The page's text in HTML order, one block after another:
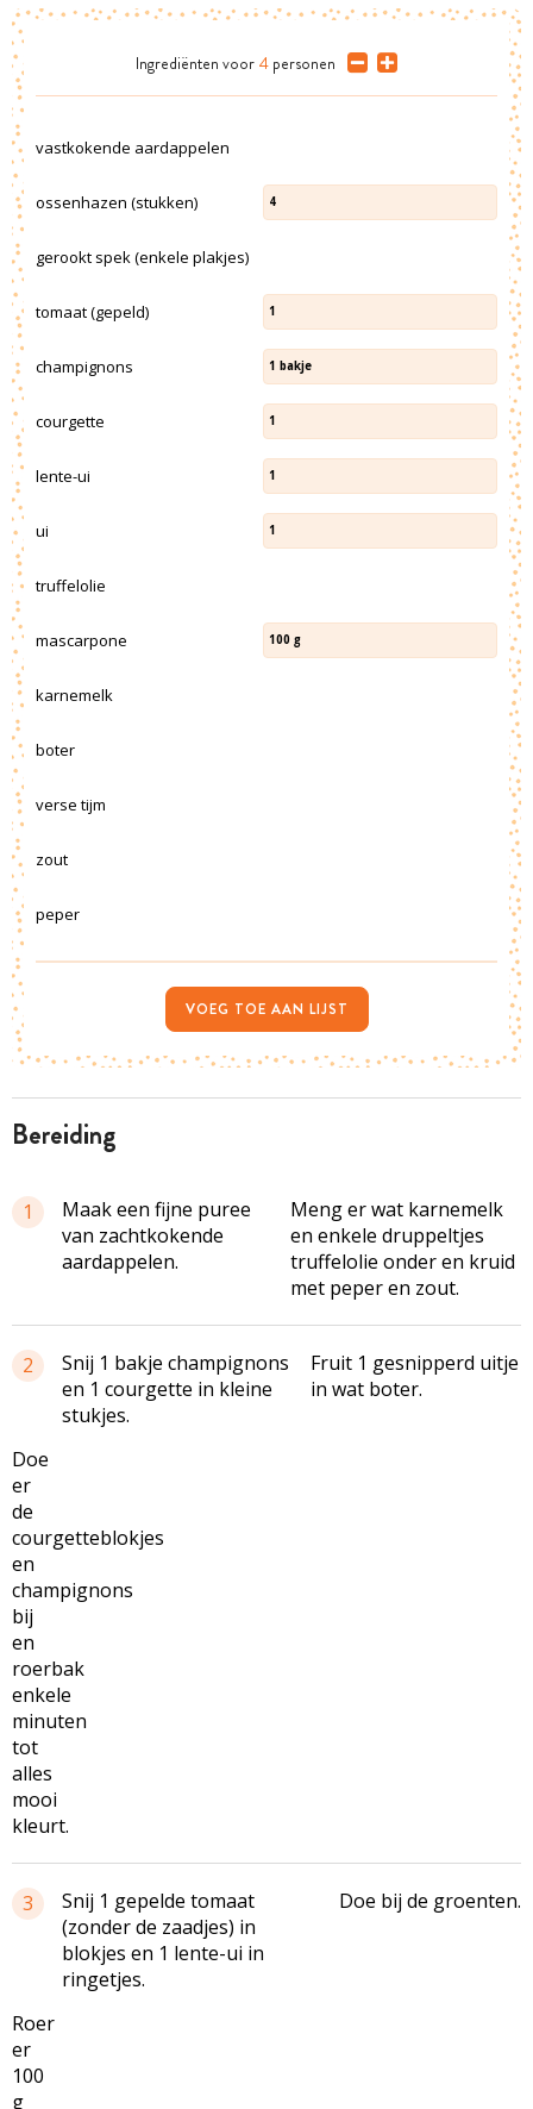
bereiding
1
Maak een fijne puree
van zachtkokende
aardappelen.
Meng er wat karnemelk
en enkele druppeltjes
truffelolie onder en kruid
met peper en zout.
2
Snij 1 bakje champignons
en 1 courgette in kleine
stukjes.
Fruit 1 gesnipperd uitje
in wat boter.
Doe
er
de
courgetteblokjes
en
champignons
bij
en
roerbak
enkele
minuten
tot
alles
mooi
kleurt.
3
Snij 1 gepelde tomaat
(zonder de zaadjes) in
blokjes en 1 lente-ui in
ringetjes.
Doe bij de groenten.
Roer
er
100
g
Ingrediënten voor 4 personen
vastkokende aardappelen
ossenhazen (stukken) 4
gerookt spek (enkele plakjes)
tomaat (gepeld) 1
champignons 1 bakje
courgette 1
lente-ui 1
ui 1
truffelolie
mascarpone 100 g
karnemelk
boter
verse tijm
zout
peper
VOEG TOE AAN LIJST